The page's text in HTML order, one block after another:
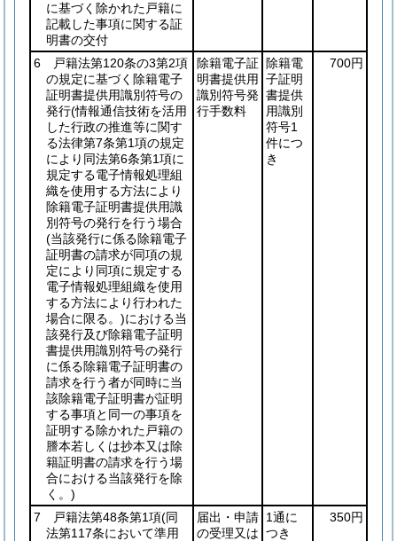
に基づく除かれた戸籍に
記載した事項に関する証
明書の交付
6 戸籍法第120条の3第2項
の規定に基づく除籍電子
証明書提供用識別符号の
発行(情報通信技術を活用
した行政の推進等に関す
る法律第7条第1項の規定
により同法第6条第1項に
規定する電子情報処理組
織を使用する方法により
除籍電子証明書提供用識
別符号の発行を行う場合
(当該発行に係る除籍電子
証明書の請求が同項の規
定により同項に規定する
電子情報処理組織を使用
する方法により行われた
場合に限る。)における当
該発行及び除籍電子証明
書提供用識別符号の発行
に係る除籍電子証明書の
請求を行う者が同時に当
該除籍電子証明書が証明
する事項と同一の事項を
証明する除かれた戸籍の
謄本若しくは抄本又は除
籍証明書の請求を行う場
合における当該発行を除
く。)
除籍電子証
明書提供用
識別符号発
行手数料
除籍電
子証明
書提供
用識別
符号1
件につ
き
700円
7 戸籍法第48条第1項(同
法第117条において準用
届出・申請
の受理又は
1通に
つき
350円